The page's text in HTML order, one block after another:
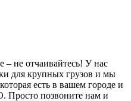
– не отчаивайтесь! У нас
для крупных грузов и мы
есть в вашем городе и
Просто позвоните нам и